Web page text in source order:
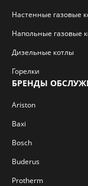
Настенные газовые
Напольные газовые
Дизельные котлы
Горелки
БРЕНДЫ
Ariston
Baxi
Bosch
Buderus
Protherm